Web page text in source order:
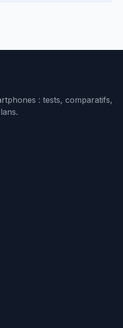
: tests, comparatifs,